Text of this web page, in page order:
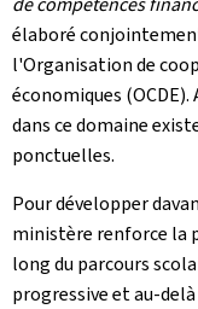
élaboré
l'Organisation de
économiques
dans ce domaine
ponctuelles.
Pour développer
ministère renforce la
long du parcours
progressive et au-